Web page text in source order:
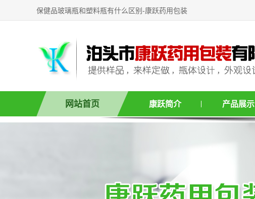
保健品玻璃瓶和塑料瓶有什么区别-康跃药用包装
网站首页 康跃简介 产品展示